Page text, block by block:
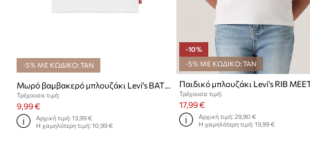
-5% ΜΕ ΚΩΔΙΚΟ: TAN
Τρέχουσα τιμή:
9,99 €
Αρχική τιμή:13,99 €
Η χαμηλότερη τιμή:10,99 €
-10%
-5% ΜΕ ΚΩΔΙΚΟ: TAN
Τρέχουσα τιμή:
17,99 €
Αρχική τιμή: 29,90 €
Η χαμηλότερη τιμή: 19,99 €